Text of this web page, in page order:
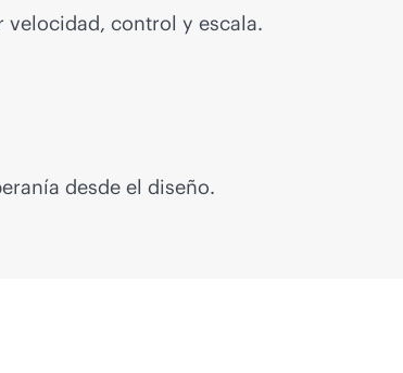
velocidad, control y escala.
desde el diseño.